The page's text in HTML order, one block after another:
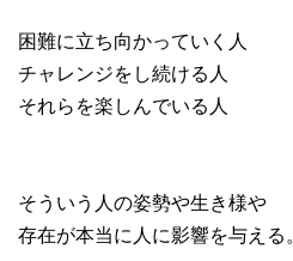
困難に立ち向かっていく人
チャレンジをし続ける人
それらを楽しんでいる人
そういう人の姿勢や生き様や
存在が本当に人に影響を与える。